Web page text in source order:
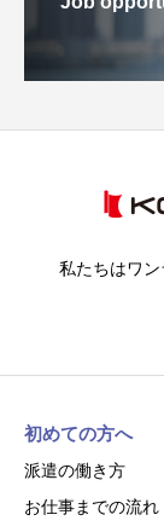
私たちはワン
初めての方へ
派遣の働き方
お仕事までの流れ